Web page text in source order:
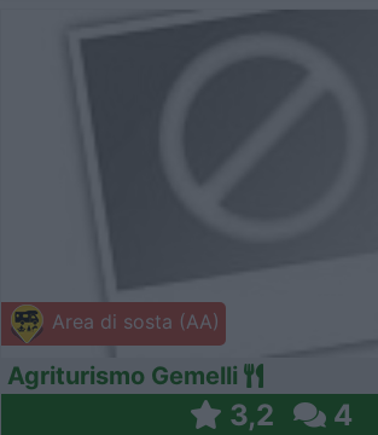
Area di sosta (AA)
Agriturismo Gemelli
3,2 4